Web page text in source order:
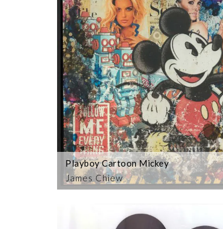
James Chiew
Playboy Cartoon Mickey